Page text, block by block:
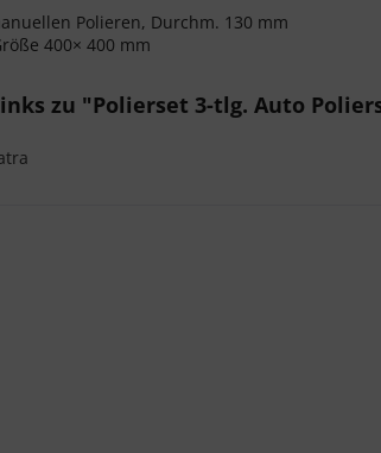
Polieren, Durchm. 130 mm
400× 400 mm
zu "Polierset 3-tlg. Auto